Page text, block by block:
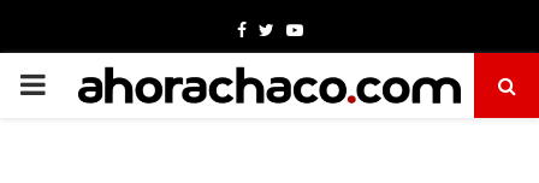
Facebook
TwitterYoutube
PRIMARY